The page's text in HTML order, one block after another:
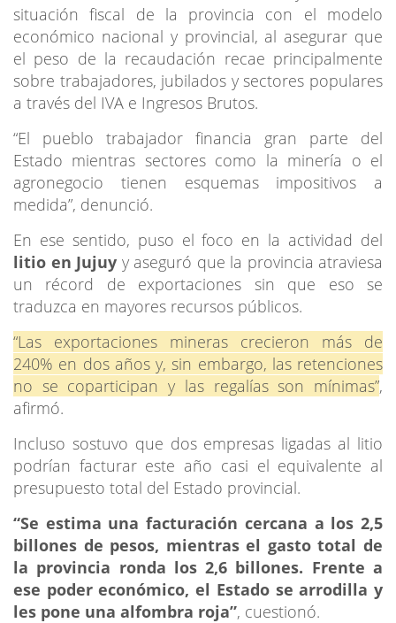
situación fiscal de la provincia con el modelo
económico nacional y provincial, al asegurar que
el peso de la recaudación recae principalmente
sobre trabajadores, jubilados y sectores populares
a través del IVA e Ingresos Brutos.
“El pueblo trabajador financia gran parte del
Estado mientras sectores como la minería o el
agronegocio tienen esquemas impositivos a
medida”, denunció.
En ese sentido, puso el foco en la actividad del
litio en Jujuy y aseguró que la provincia atraviesa
un récord de exportaciones sin que eso se
traduzca en mayores recursos públicos.
“Las exportaciones mineras crecieron más de
240% en dos años y, sin embargo, las retenciones
no se coparticipan y las regalías son mínimas”,
afirmó.
Incluso sostuvo que dos empresas ligadas al litio
podrían facturar este año casi el equivalente al
presupuesto total del Estado provincial.
“Se estima una facturación cercana a los 2,5
billones de pesos, mientras el gasto total de
la provincia ronda los 2,6 billones. Frente a
ese poder económico, el Estado se arrodilla y
les pone una alfombra roja”, cuestionó.